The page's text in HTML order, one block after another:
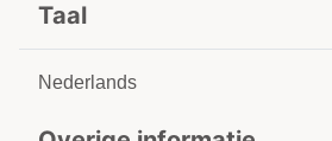
Taal
Nederlands